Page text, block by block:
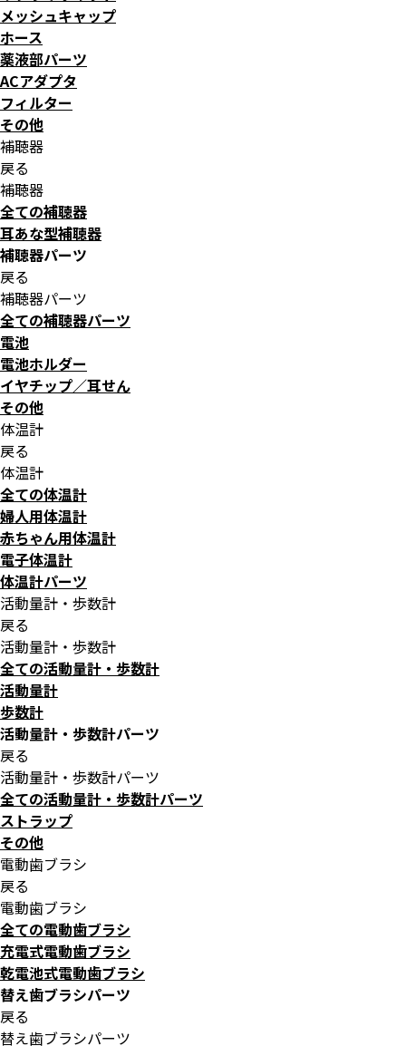
メッシュキャップ
ホース
薬液部パーツ
ACアダプタ
フィルター
その他
補聴器
戻る
補聴器
全ての補聴器
耳あな型補聴器
補聴器パーツ
戻る
補聴器パーツ
全ての補聴器パーツ
電池
電池ホルダー
イヤチップ／耳せん
その他
体温計
戻る
体温計
全ての体温計
婦人用体温計
赤ちゃん用体温計
電子体温計
体温計パーツ
活動量計・歩数計
戻る
活動量計・歩数計
全ての活動量計・歩数計
活動量計
歩数計
活動量計・歩数計パーツ
戻る
活動量計・歩数計パーツ
全ての活動量計・歩数計パーツ
ストラップ
その他
電動歯ブラシ
戻る
電動歯ブラシ
全ての電動歯ブラシ
充電式電動歯ブラシ
乾電池式電動歯ブラシ
替え歯ブラシパーツ
戻る
替え歯ブラシパーツ